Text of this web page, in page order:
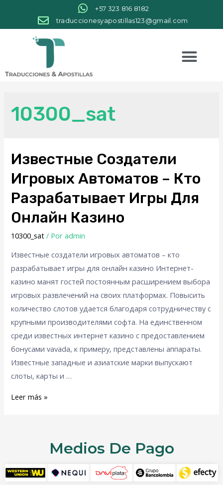
+57 323 816 8182
traduccionesyapostillas123@gmail.com
10300_sat
Известные Создатели
Игровых Автоматов – Кто
Разрабатывает Игры Для
Онлайн Казино
10300_sat / Poradmin
Известные создатели игровых автоматов – кто
разрабатывает игры для онлайн казино Интернет-
казино манят гостей постоянным расширением выбора
игровых развлечений на своих платформах. Повысить
количество слотов удается благодаря сотрудничеству с
крупными производителями софта. На единственном
среди известных интернет казино с предоставлением
бонусами vavada, к примеру, представлены аппараты.
Известные западные и азиатские марки выпускают
слоты, карты и …
Leer más »
Medios De Pago